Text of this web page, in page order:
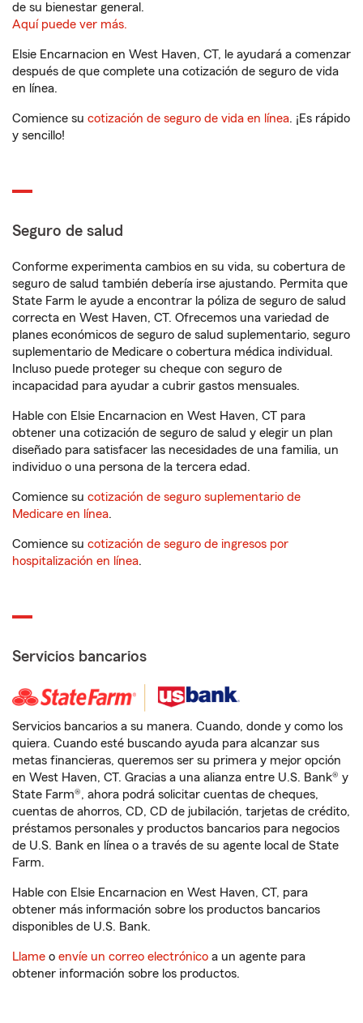
de su bienestar general.
Aquí puede ver más.
Elsie Encarnacion en West Haven, CT, le ayudará a comenzar
después de que complete una cotización de seguro de vida
en línea.
Comience su cotización de seguro de vida en línea. ¡Es rápido
y sencillo!
Seguro de salud
Conforme experimenta cambios en su vida, su cobertura de
seguro de salud también debería irse ajustando. Permita que
State Farm le ayude a encontrar la póliza de seguro de salud
correcta en West Haven, CT. Ofrecemos una variedad de
planes económicos de seguro de salud suplementario, seguro
suplementario de Medicare o cobertura médica individual.
Incluso puede proteger su cheque con seguro de
incapacidad para ayudar a cubrir gastos mensuales.
Hable con Elsie Encarnacion en West Haven, CT para
obtener una cotización de seguro de salud y elegir un plan
diseñado para satisfacer las necesidades de una familia, un
individuo o una persona de la tercera edad.
Comience su cotización de seguro suplementario de
Medicare en línea.
Comience su cotización de seguro de ingresos por
hospitalización en línea.
Servicios bancarios
Servicios bancarios a su manera. Cuando, donde y como los
quiera. Cuando esté buscando ayuda para alcanzar sus
metas financieras, queremos ser su primera y mejor opción
en West Haven, CT. Gracias a una alianza entre U.S. Bank® y
State Farm®, ahora podrá solicitar cuentas de cheques,
cuentas de ahorros, CD, CD de jubilación, tarjetas de crédito,
préstamos personales y productos bancarios para negocios
de U.S. Bank en línea o a través de su agente local de State
Farm.
Hable con Elsie Encarnacion en West Haven, CT, para
obtener más información sobre los productos bancarios
disponibles de U.S. Bank.
Llame o envíe un correo electrónico a un agente para
obtener información sobre los productos.